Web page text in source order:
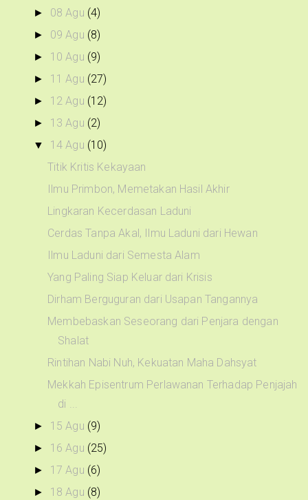
► 08 Agu (4)
► 09 Agu (8)
► 10 Agu (9)
► 11 Agu (27)
► 12 Agu (12)
► 13 Agu (2)
▼ 14 Agu (10)
Titik Kritis Kekayaan
Ilmu Primbon, Memetakan Hasil Akhir
Lingkaran Kecerdasan Laduni
Cerdas Tanpa Akal, Ilmu Laduni dari Hewan
Ilmu Laduni dari Semesta Alam
Yang Paling Siap Keluar dari Krisis
Dirham Berguguran dari Usapan Tangannya
Membebaskan Seseorang dari Penjara dengan
Shalat
Rintihan Nabi Nuh, Kekuatan Maha Dahsyat
Mekkah Episentrum Perlawanan Terhadap Penjajah
di ...
► 15 Agu (9)
► 16 Agu (25)
► 17 Agu (6)
► 18 Agu (8)